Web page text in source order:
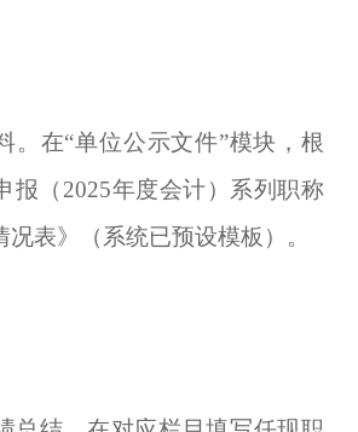
。在“单位公示文件”模块，根
报（2025年度会计）系列职称
表》（系统已预设模板）。